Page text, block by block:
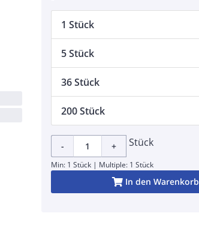
1 Stück
5 Stück
36 Stück
200 Stück
- + Stück
Min: 1 Stück | Multiple: 1 Stück
In den Warenkorb